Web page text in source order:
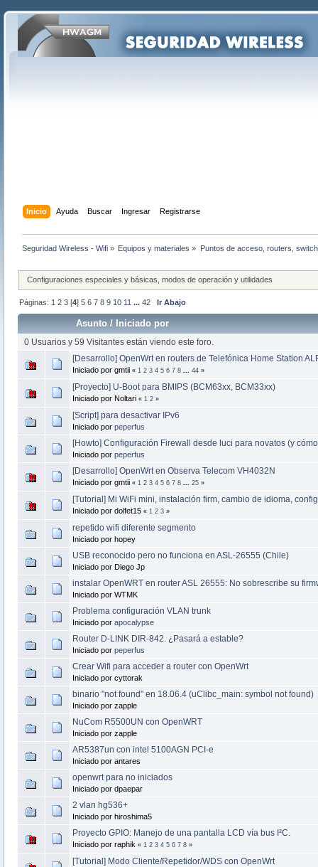
Inicio Ayuda Buscar Ingresar Registrarse
Seguridad Wireless - Wifi » Equipos y materiales » Puntos de acceso, routers,
Configuraciones especiales y básicas, modos de operación y utilidades
Páginas: 1 2 3 [4]5 6 7 8 9 10 11 ...42 Ir Abajo
Asunto / Iniciado por
0 Usuarios y 59 Visitantes están viendo este foro.
[Desarrollo] OpenWrt en routers de Telefónica Home Station
Iniciado por gmtii « 1 2 3 4 5 6 7 8 44»
[Proyecto] U-Boot para BMIPS (BCM63xx, BCM33xx)
Iniciado por Noltari « 1 2»
[Script] para desactivar IPv6
Iniciado por peperfus
[Howto] Configuración Firewall desde luci para novatos (y
Iniciado por peperfus
[Desarrollo] OpenWrt en Observa Telecom VH4032N
Iniciado por gmtii « 1 2 3 4 5 6 7 8 25»
[Tutorial] Mi WiFi mini, instalación firm, cambio de idioma,
Iniciado por dolfet15 « 1 2 3»
repetido wifi diferente segmento
Iniciado por hopey
USB reconocido pero no funciona en ASL-26555 (Chile)
Iniciado por Diego Jp
instalar OpenWRT en router ASL 26555: No sobrescribe su
Iniciado por WTMK
Problema configuración VLAN trunk
Iniciado por apocalypse
Router D-LINK DIR-842. ¿Pasará a estable?
Iniciado por peperfus
Crear Wifi para acceder a router con OpenWrt
Iniciado por cyttorak
binario "not found" en 18.06.4 (uClibc_main: symbol not found)
Iniciado por zapple
NuCom R5500UN con OpenWRT
Iniciado por zapple
AR5387un con intel 5100AGN PCI-e
Iniciado por antares
openwrt para no iniciados
Iniciado por dpaepar
2 vlan hg536+
Iniciado por hiroshima5
Proyecto GPIO: Manejo de una pantalla LCD vía bus I²C.
Iniciado por raphik « 1 2 3 4 5 6 7 8»
[Tutorial] Modo Cliente/Repetidor/WDS con OpenWrt